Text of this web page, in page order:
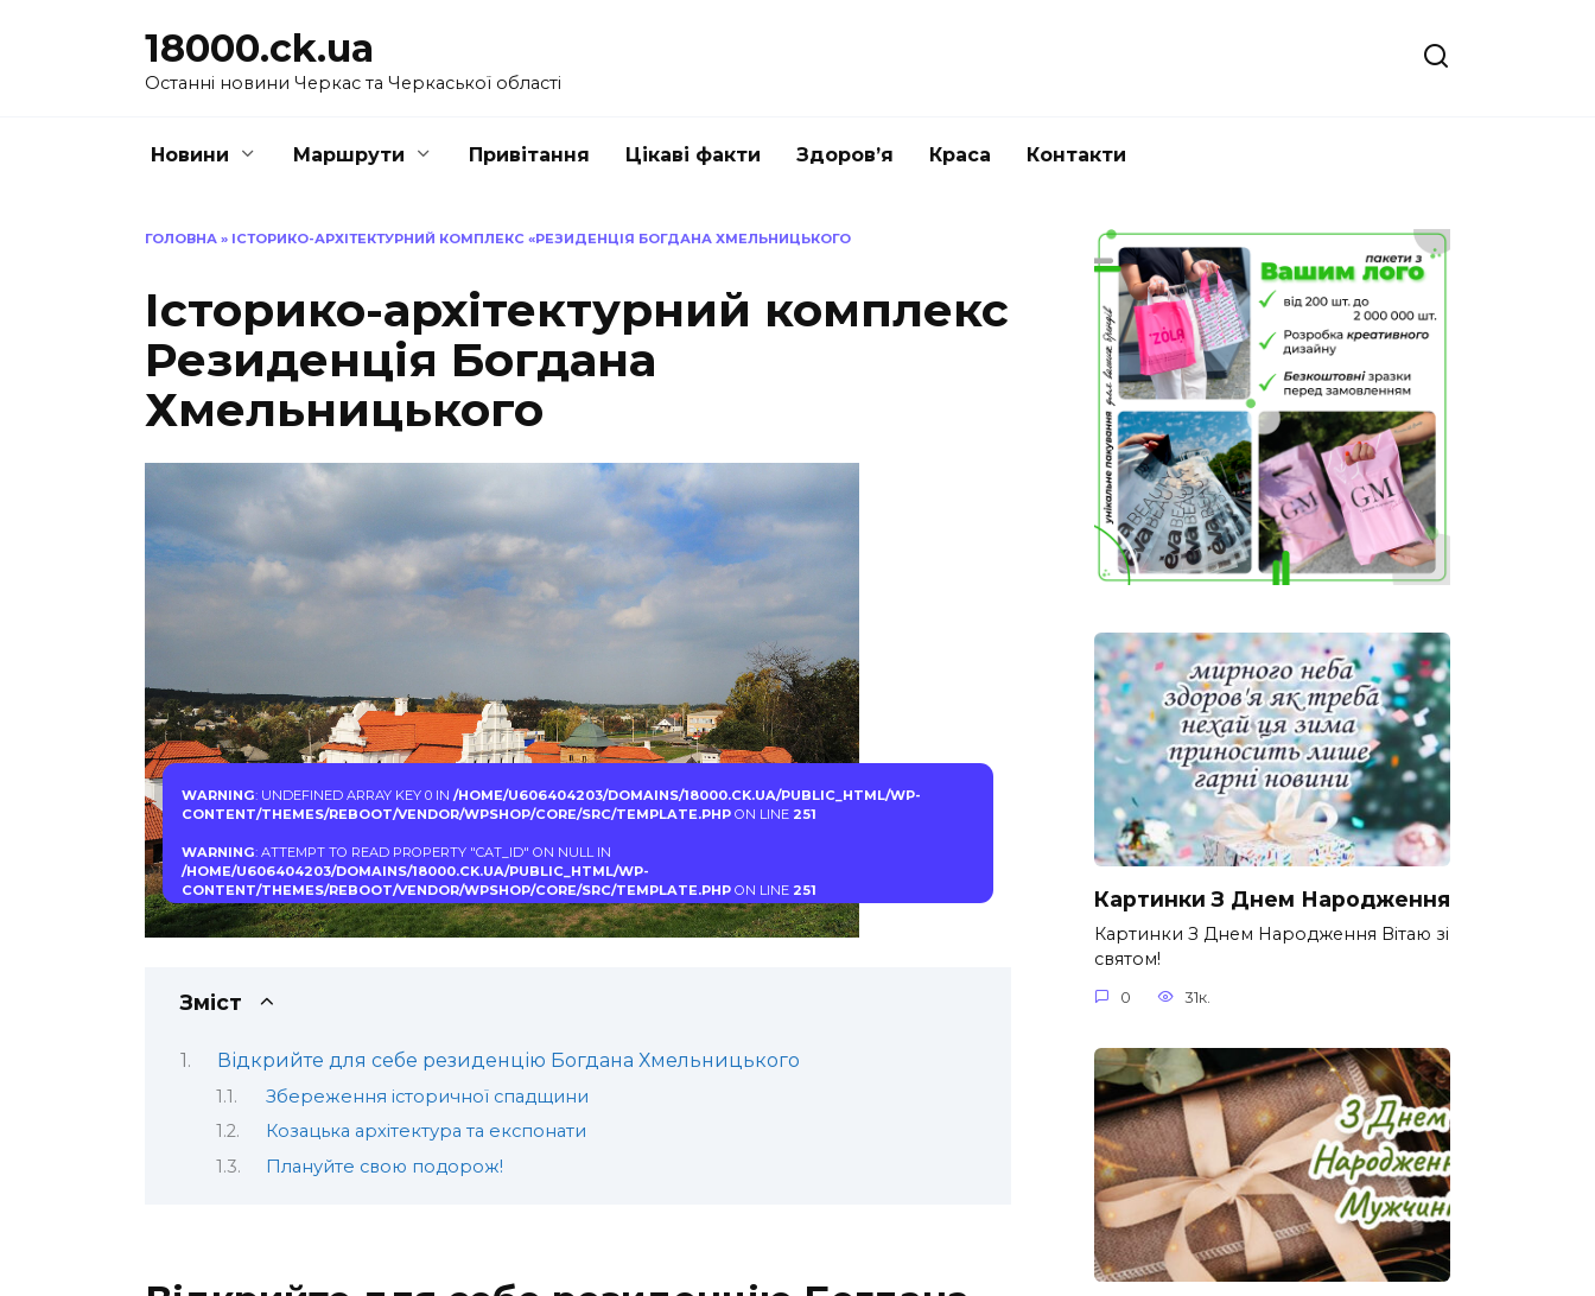
18000.ck.ua
Останні новини Черкас та Черкаської області
Новини Маршрути Привітання Цікаві факти Здоров’я Краса Контакти
ГОЛОВНА » ІСТОРИКО-АРХІТЕКТУРНИЙ КОМПЛЕКС «РЕЗИДЕНЦІЯ БОГДАНА ХМЕЛЬНИЦЬКОГО
Історико-архітектурний комплекс
Резиденція Богдана
Хмельницького
WARNING: UNDEFINED ARRAY KEY 0 IN /HOME/U606404203/DOMAINS/18000.CK.UA/PUBLIC_HTML/WP-
CONTENT/THEMES/REBOOT/VENDOR/WPSHOP/CORE/SRC/TEMPLATE.PHPON LINE 251
WARNING: ATTEMPT TO READ PROPERTY "CAT_ID" ON NULL IN
/HOME/U606404203/DOMAINS/18000.CK.UA/PUBLIC_HTML/WP-
CONTENT/THEMES/REBOOT/VENDOR/WPSHOP/CORE/SRC/TEMPLATE.PHPON LINE 251
Зміст
Відкрийте для себе резиденцію Богдана Хмельницького
Збереження історичної спадщини
Козацька архітектура та експонати
Плануйте свою подорож!
Картинки З Днем Народження
Картинки З Днем Народження Вітаю зі
святом!
0 31к.